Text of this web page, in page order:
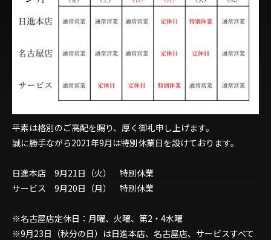
平素は格別のご高配を賜り、厚く御礼申し上げます。
誠に勝手ながら2021年9月は特別休業日を設けております。
日進本店 9月21日（火） 特別休業
サービス 9月20日（月） 特別休業
※名古屋店定休日：月曜、火曜、第2・4水曜
※9月23日（秋分の日）は日進本店、名古屋店、サービスすべて